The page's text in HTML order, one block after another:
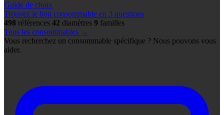
Guide de choix
Trouvez le bon consommable en 3 questions
498 références 42 diamètres 9 familles
Tous les consommables →
Vous recherchez un consommable spécifique ? Nous pouvons vous
aider.